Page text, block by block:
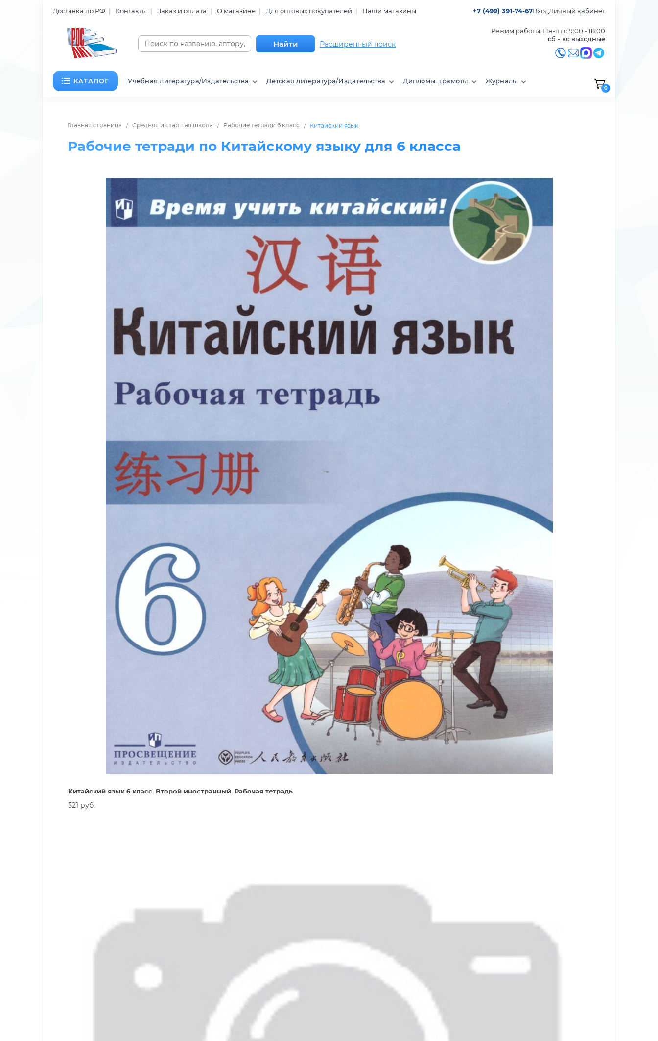
Доставка по РФ Контакты Заказ и оплата О магазине Для оптовых покупателей Наши магазины +7 (499) 391-74-67ВходЛичный кабинет
Найти Расширенный поиск
Режим работы: Пн-пт с 9:00 - 18:00
сб - вс выходные
КАТАЛОГ Учебная литература/Издательства Детская литература/Издательства Дипломы, грамоты Журналы
0
Главная страница Средняя и старшая школа Рабочие тетради 6 класс Китайский язык
Рабочие тетради по Китайскому языку для 6 класса
Китайский язык 6 класс. Второй иностранный. Рабочая тетрадь
521 руб.